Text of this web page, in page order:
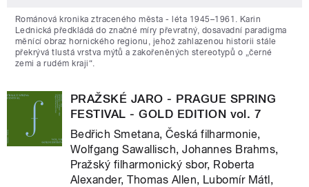
Románová kronika ztraceného města - léta 1945–1961. Karin
Lednická předkládá do značné míry převratný, dosavadní paradigma
měnící obraz hornického regionu, jehož zahlazenou historii stále
překrývá tlustá vrstva mýtů a zakořeněných stereotypů o „černé
zemi a rudém kraji“.
PRAŽSKÉ JARO - PRAGUE SPRING
FESTIVAL - GOLD EDITION vol. 7
Bedřich Smetana, Česká filharmonie,
Wolfgang Sawallisch, Johannes Brahms,
Pražský filharmonický sbor, Roberta
Alexander, Thomas Allen, Lubomír Mátl,